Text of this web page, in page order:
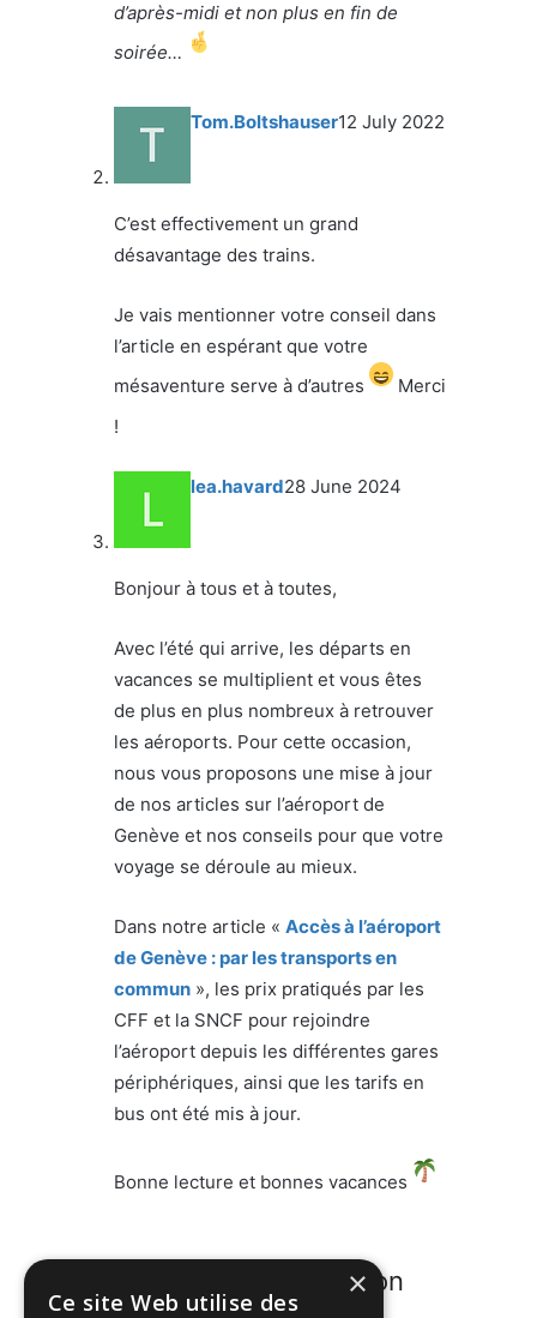
d’après-midi et non plus en fin de
soirée…
Tom.Boltshauser12 July 2022
C’est effectivement un grand
désavantage des trains.
Je vais mentionner votre conseil dans
l’article en espérant que votre
mésaventure serve à d’autres
Merci
!
lea.havard28 June 2024
Bonjour à tous et à toutes,
Avec l’été qui arrive, les départs en
vacances se multiplient et vous êtes
de plus en plus nombreux à retrouver
les aéroports. Pour cette occasion,
nous vous proposons une mise à jour
de nos articles sur l’aéroport de
Genève et nos conseils pour que votre
voyage se déroule au mieux.
Dans notre article « Accès à l’aéroport
de Genève : par les transports en
commun », les prix pratiqués par les
CFF et la SNCF pour rejoindre
l’aéroport depuis les différentes gares
périphériques, ainsi que les tarifs en
bus ont été mis à jour.
Bonne lecture et bonnes vacances
Participez à la discussion
×
Ce site Web utilise des